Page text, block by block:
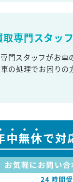
専門スタッ
門スタッフがお
の処理でお困り